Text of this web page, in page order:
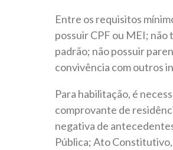
Entre os requisitos
possuir CPF ou MEI;
padrão; não possuir
convivência com outros
Para habilitação, é
comprovante de
negativa de
Pública; Ato